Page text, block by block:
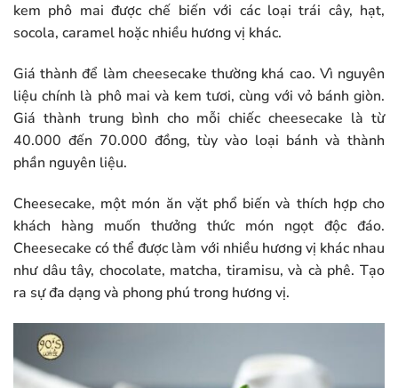
kem phô mai được chế biến với các loại trái cây, hạt,
socola, caramel hoặc nhiều hương vị khác.
Giá thành để làm cheesecake thường khá cao. Vì nguyên
liệu chính là phô mai và kem tươi, cùng với vỏ bánh giòn.
Giá thành trung bình cho mỗi chiếc cheesecake là từ
40.000 đến 70.000 đồng, tùy vào loại bánh và thành
phần nguyên liệu.
Cheesecake, một món ăn vặt phổ biến và thích hợp cho
khách hàng muốn thưởng thức món ngọt độc đáo.
Cheesecake có thể được làm với nhiều hương vị khác nhau
như dâu tây, chocolate, matcha, tiramisu, và cà phê. Tạo
ra sự đa dạng và phong phú trong hương vị.